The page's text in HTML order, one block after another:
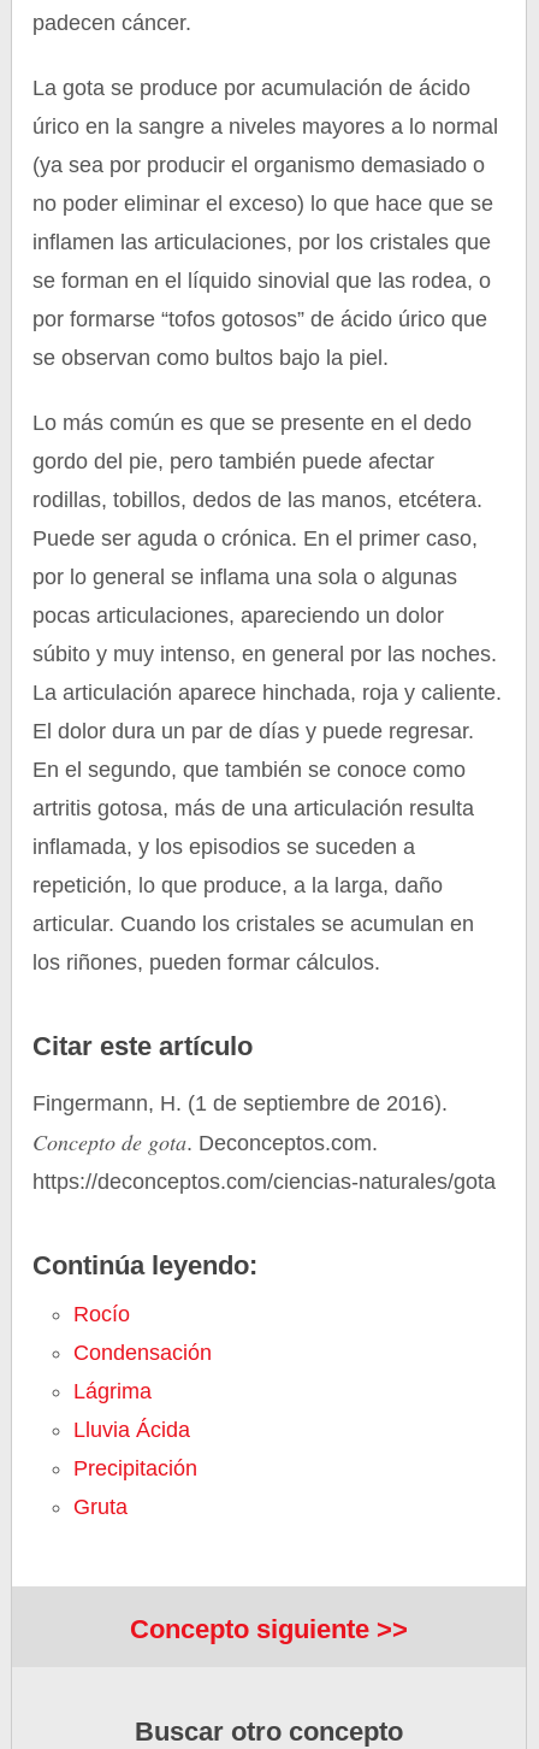
padecen cáncer.
La gota se produce por acumulación de ácido
úrico en la sangre a niveles mayores a lo normal
(ya sea por producir el organismo demasiado o
no poder eliminar el exceso) lo que hace que se
inflamen las articulaciones, por los cristales que
se forman en el líquido sinovial que las rodea, o
por formarse “tofos gotosos” de ácido úrico que
se observan como bultos bajo la piel.
Lo más común es que se presente en el dedo
gordo del pie, pero también puede afectar
rodillas, tobillos, dedos de las manos, etcétera.
Puede ser aguda o crónica. En el primer caso,
por lo general se inflama una sola o algunas
pocas articulaciones, apareciendo un dolor
súbito y muy intenso, en general por las noches.
La articulación aparece hinchada, roja y caliente.
El dolor dura un par de días y puede regresar.
En el segundo, que también se conoce como
artritis gotosa, más de una articulación resulta
inflamada, y los episodios se suceden a
repetición, lo que produce, a la larga, daño
articular. Cuando los cristales se acumulan en
los riñones, pueden formar cálculos.
Citar este artículo
Fingermann, H. (1 de septiembre de 2016).
Concepto de gota. Deconceptos.com.
https://deconceptos.com/ciencias-naturales/gota
Continúa leyendo:
Rocío
Condensación
Lágrima
Lluvia Ácida
Precipitación
Gruta
Concepto siguiente >>
Buscar otro concepto